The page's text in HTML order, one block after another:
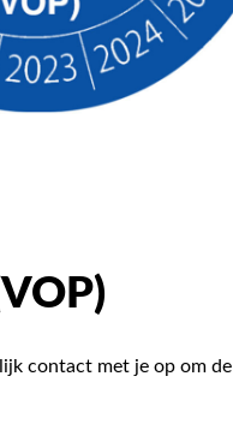
contact met je op om de